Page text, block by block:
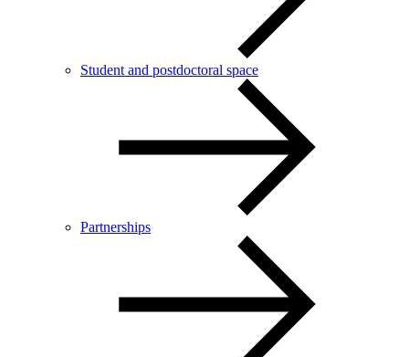
Student and postdoctoral space
Partnerships